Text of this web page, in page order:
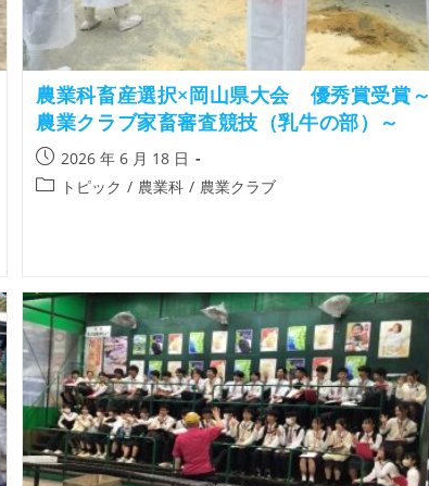
農業科畜産選択×岡山県大会 優秀賞受賞～
農業クラブ家畜審査競技（乳牛の部）～
2026 年 6 月 18 日
トピック / 農業科 / 農業クラブ